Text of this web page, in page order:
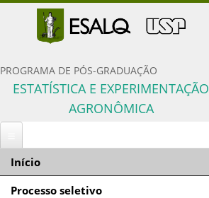
PROGRAMA DE PÓS-GRADUAÇÃO
ESTATÍSTICA E EXPERIMENTAÇÃO
AGRONÔMICA
Início
Processo seletivo
Você está aqui